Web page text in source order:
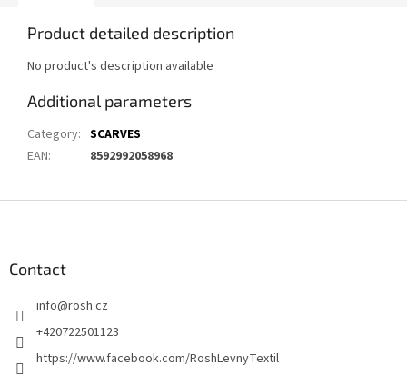
Product detailed description
No product's description available
Additional parameters
Category: SCARVES
EAN: 8592992058968
Contact
info@rosh.cz
+420722501123
https://www.facebook.com/RoshLevnyTextil